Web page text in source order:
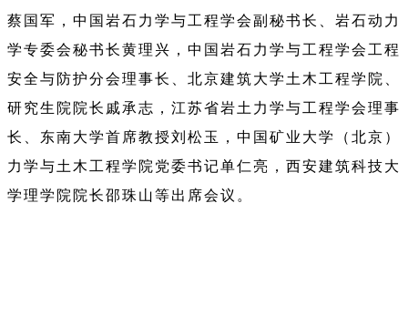
蔡国军，中国岩石力学与工程学会副秘书长、岩石动力
学专委会秘书长黄理兴，中国岩石力学与工程学会工程
安全与防护分会理事长、北京建筑大学土木工程学院、
研究生院院长戚承志，江苏省岩土力学与工程学会理事
长、东南大学首席教授刘松玉，中国矿业大学（北京）
力学与土木工程学院党委书记单仁亮，西安建筑科技大
学理学院院长邵珠山等出席会议。